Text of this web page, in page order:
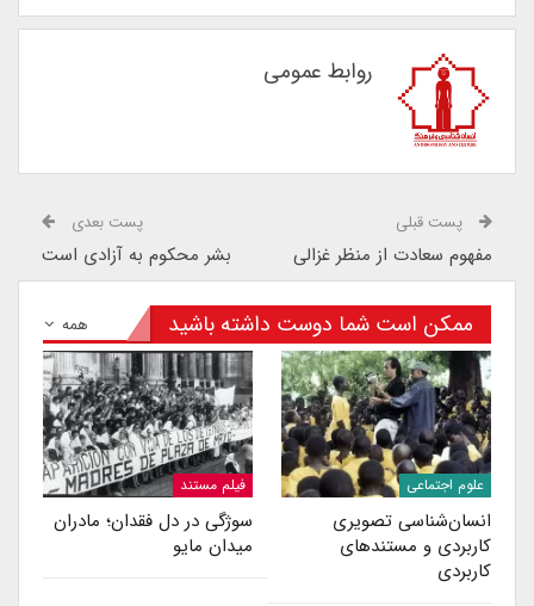
روابط عمومی
پست قبلی
مفهوم سعادت از منظر غزالی
پست بعدی
بشر محکوم به آزادی است
همه ممکن است شما دوست داشته باشید
علوم اجتماعی
انسا‌ن‌شناسی تصویری
کاربردی و مستندهای
کاربردی
فیلم مستند
سوژگی در دل فقدان؛ مادران
میدان مایو